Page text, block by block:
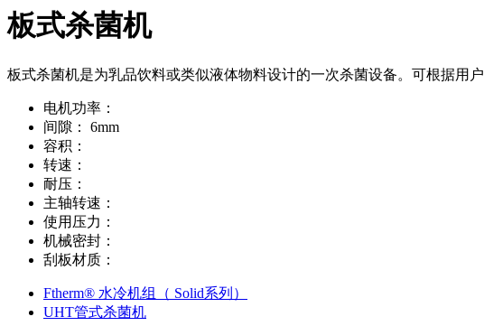
板式杀菌机
板式杀菌机是为乳品饮料或类似液体物料设计的一次杀菌设备。可根据用
电机功率：
间隙：
6mm
容积：
转速：
耐压：
主轴转速：
使用压力：
机械密封：
刮板材质：
Ftherm® 水冷机组（ Solid系列）
UHT管式杀菌机